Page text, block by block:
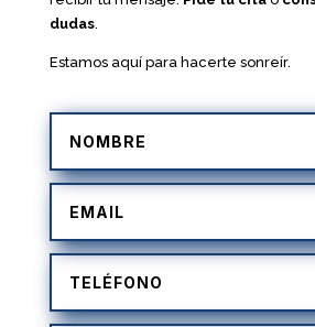
dudas.
Estamos aquí para hacerte sonreír.